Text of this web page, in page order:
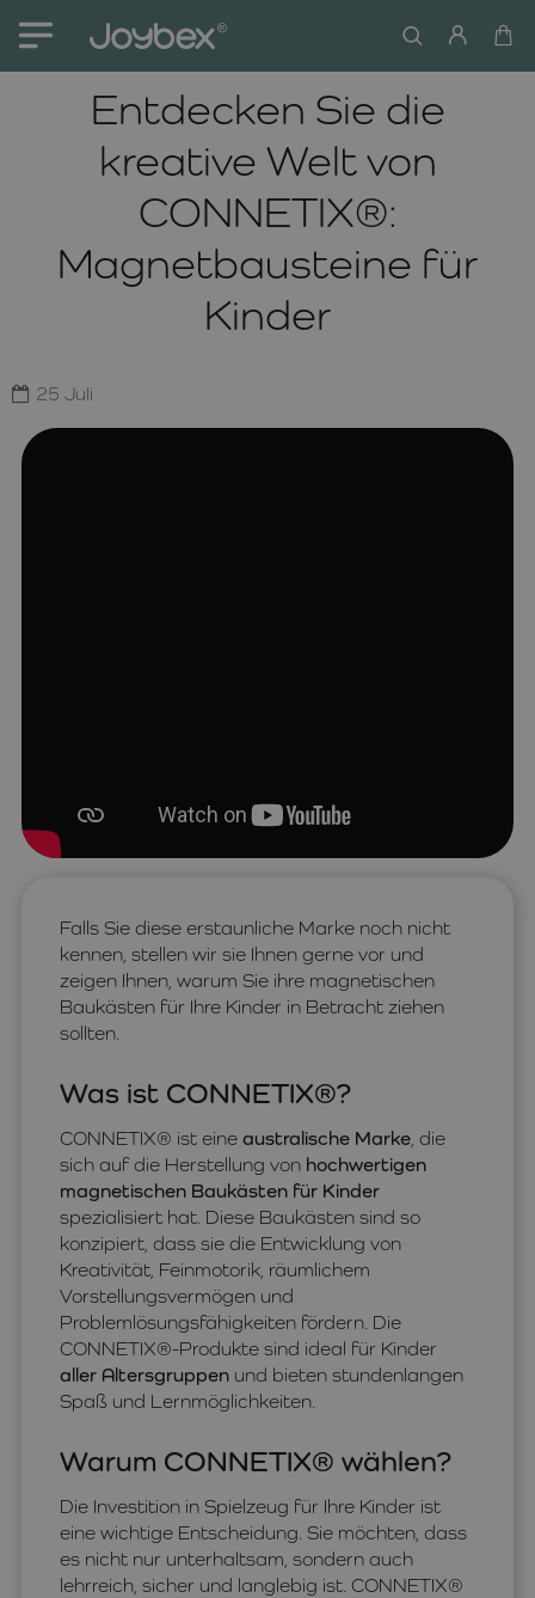
Entdecken Sie die
kreative Welt von
CONNETIX®:
Magnetbausteine für
Kinder
25 Juli
Falls Sie diese erstaunliche Marke noch nicht
kennen, stellen wir sie Ihnen gerne vor und
zeigen Ihnen, warum Sie ihre magnetischen
Baukästen für Ihre Kinder in Betracht ziehen
sollten.
Was ist CONNETIX®?
CONNETIX® ist eine australische Marke , die
sich auf die Herstellung von hochwertigen
magnetischen Baukästen für Kinder
spezialisiert hat. Diese Baukästen sind so
konzipiert, dass sie die Entwicklung von
Kreativität, Feinmotorik, räumlichem
Vorstellungsvermögen und
Problemlösungsfähigkeiten fördern. Die
CONNETIX®-Produkte sind ideal für Kinder
aller Altersgruppen und bieten stundenlangen
Spaß und Lernmöglichkeiten.
Warum CONNETIX® wählen?
Die Investition in Spielzeug für Ihre Kinder ist
eine wichtige Entscheidung. Sie möchten, dass
es nicht nur unterhaltsam, sondern auch
lehrreich, sicher und langlebig ist. CONNETIX®